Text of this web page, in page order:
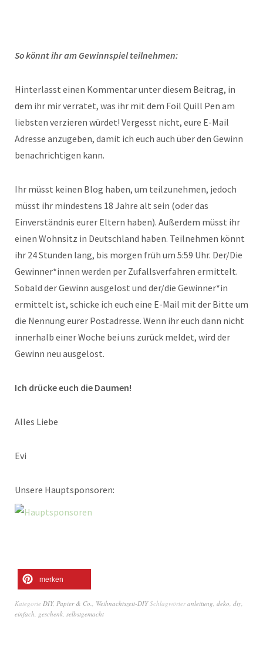
So könnt ihr am Gewinnspiel teilnehmen:
Hinterlasst einen Kommentar unter diesem Beitrag, in
dem ihr mir verratet, was ihr mit dem Foil Quill Pen am
liebsten verzieren würdet! Vergesst nicht, eure E-Mail
Adresse anzugeben, damit ich euch auch über den Gewinn
benachrichtigen kann.
Ihr müsst keinen Blog haben, um teilzunehmen, jedoch
müsst ihr mindestens 18 Jahre alt sein (oder das
Einverständnis eurer Eltern haben). Außerdem müsst ihr
einen Wohnsitz in Deutschland haben. Teilnehmen könnt
ihr 24 Stunden lang, bis morgen früh um 5:59 Uhr. Der/Die
Gewinner*innen werden per Zufallsverfahren ermittelt.
Sobald der Gewinn ausgelost und der/die Gewinner*in
ermittelt ist, schicke ich euch eine E-Mail mit der Bitte um
die Nennung eurer Postadresse. Wenn ihr euch dann nicht
innerhalb einer Woche bei uns zurück meldet, wird der
Gewinn neu ausgelost.
Ich drücke euch die Daumen!
Alles Liebe
Evi
Unsere Hauptsponsoren:
merken
Kategorie DIY, Papier & Co., Weihnachtszeit-DIY Schlagwörteranleitung, deko, diy,
einfach, geschenk, selbstgemacht